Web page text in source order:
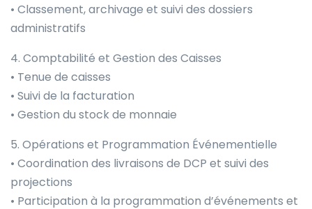
• Classement, archivage et suivi des dossiers
administratifs
4. Comptabilité et Gestion des Caisses
• Tenue de caisses
• Suivi de la facturation
• Gestion du stock de monnaie
5. Opérations et Programmation Événementielle
• Coordination des livraisons de DCP et suivi des
projections
• Participation à la programmation d’événements et